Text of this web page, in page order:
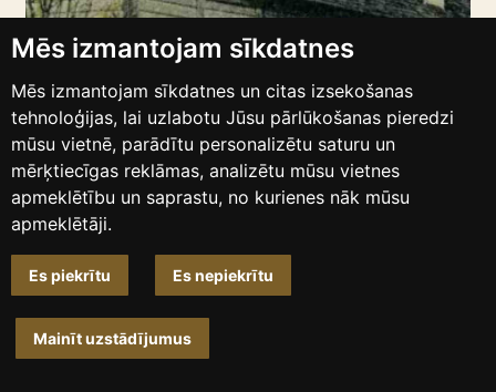
Mēs izmantojam sīkdatnes
Mēs izmantojam sīkdatnes un citas izsekošanas
tehnoloģijas, lai uzlabotu Jūsu pārlūkošanas pieredzi
mūsu vietnē, parādītu personalizētu saturu un
mērķtiecīgas reklāmas, analizētu mūsu vietnes
apmeklētību un saprastu, no kurienes nāk mūsu
apmeklētāji.
Es piekrītu Es nepiekrītu
Mainīt uzstādījumus
Ministrijas skolas (1900.-1919.), Pilsētas I pakāpec
pamatskolas (1919.-1931.) ēka. Pils iela 44.
Alūksnes novada muzeja pētnieciskie materiāli